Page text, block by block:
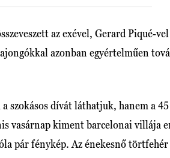
az exével, Gerard Piqué-
azonban egyértelműen
szokásos dívát láthatjuk, hanem a
vasárnap kiment barcelonai villája
pár fénykép. Az énekesnő